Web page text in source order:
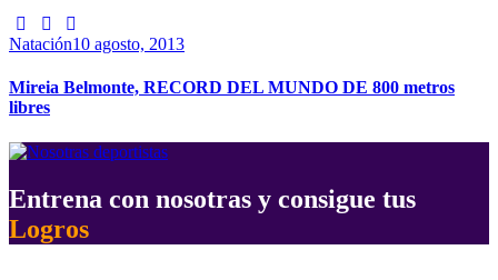
Natación10 agosto, 2013
Mireia Belmonte, RECORD DEL MUNDO DE 800 metros
libres
Entrena con nosotras y consigue tus
Logros